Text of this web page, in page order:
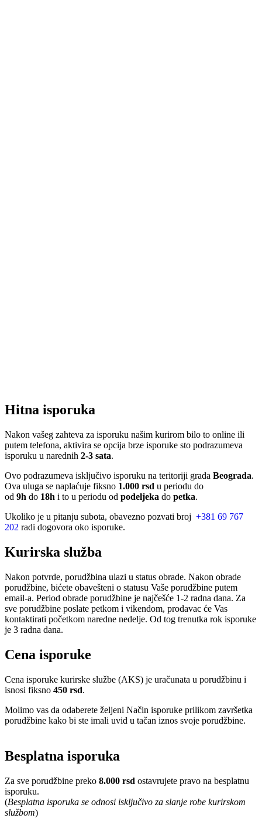
Hitna isporuka
Nakon vašeg zahteva za isporuku našim kurirom bilo to online ili
putem telefona, aktivira se opcija brze isporuke sto podrazumeva
isporuku u narednih 2-3 sata.
Ovo podrazumeva isključivo isporuku na teritoriji grada Beograda.
Ova uluga se naplaćuje fiksno 1.000 rsd u periodu do
od 9h do 18h i to u periodu od podeljeka do petka.
Ukoliko je u pitanju subota, obavezno pozvati broj +381 69 767
202 radi dogovora oko isporuke.
Kurirska služba
Nakon potvrde, porudžbina ulazi u status obrade. Nakon obrade
porudžbine, bićete obavešteni o statusu Vaše porudžbine putem
email-a. Period obrade porudžbine je najčešće 1-2 radna dana. Za
sve porudžbine poslate petkom i vikendom, prodavac će Vas
kontaktirati početkom naredne nedelje. Od tog trenutka rok isporuke
je 3 radna dana.
Cena isporuke
Cena isporuke kurirske službe (AKS) je uračunata u porudžbinu i
isnosi fiksno 450 rsd.
Molimo vas da odaberete željeni Način isporuke prilikom završetka
porudžbine kako bi ste imali uvid u tačan iznos svoje porudžbine.
Besplatna isporuka
Za sve porudžbine preko 8.000 rsd ostavrujete pravo na besplatnu
isporuku.
(Besplatna isporuka se odnosi isključivo za slanje robe kurirskom
službom)